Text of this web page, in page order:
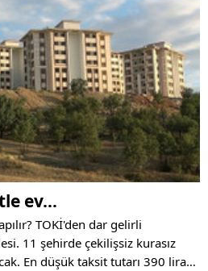
ev…
TOKİ'den dar gelirli
11 şehirde çekilişsiz kurasız
En düşük taksit tutarı 390 lira